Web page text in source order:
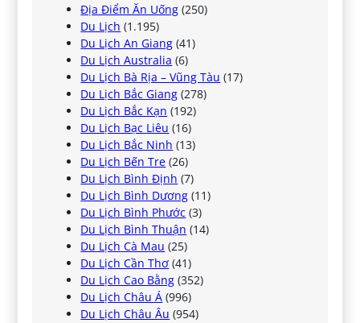
Địa Điểm Ăn Uống (250)
Du Lịch (1.195)
Du Lịch An Giang (41)
Du Lịch Australia (6)
Du Lịch Bà Rịa – Vũng Tàu (17)
Du Lịch Bắc Giang (278)
Du Lịch Bắc Kạn (192)
Du Lịch Bạc Liêu (16)
Du Lịch Bắc Ninh (13)
Du Lịch Bến Tre (26)
Du Lịch Bình Định (7)
Du Lịch Bình Dương (11)
Du Lịch Bình Phước (3)
Du Lịch Bình Thuận (14)
Du Lịch Cà Mau (25)
Du Lịch Cần Thơ (41)
Du Lịch Cao Bằng (352)
Du Lịch Châu Á (996)
Du Lịch Châu Âu (954)